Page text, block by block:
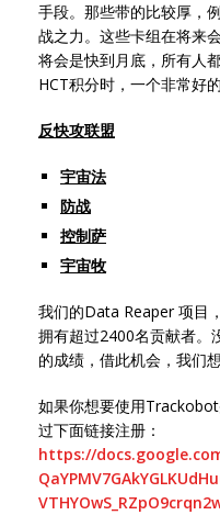
手段。那些带的比较厚，
战之力。这些卡组在将来
将会是快到月底，所有人
HCT积分时，一个非常好的
反快攻联盟
宇宙法
防战
控制萨
宇宙牧
我们的Data Reaper 项目
拥有超过2400名贡献者。
的成绩，借此机会，我们
如果你想要使用
过下面链接注册：
https://